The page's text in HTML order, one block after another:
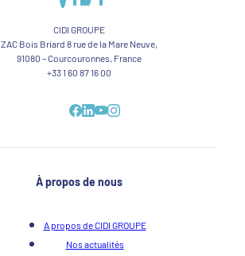
CIDI GROUPE
ZAC Bois Briard 8 rue de la Mare Neuve,
91080 – Courcouronnes, France
+33 1 60 87 16 00
À propos de nous
A propos de CIDI GROUPE
Nos actualités